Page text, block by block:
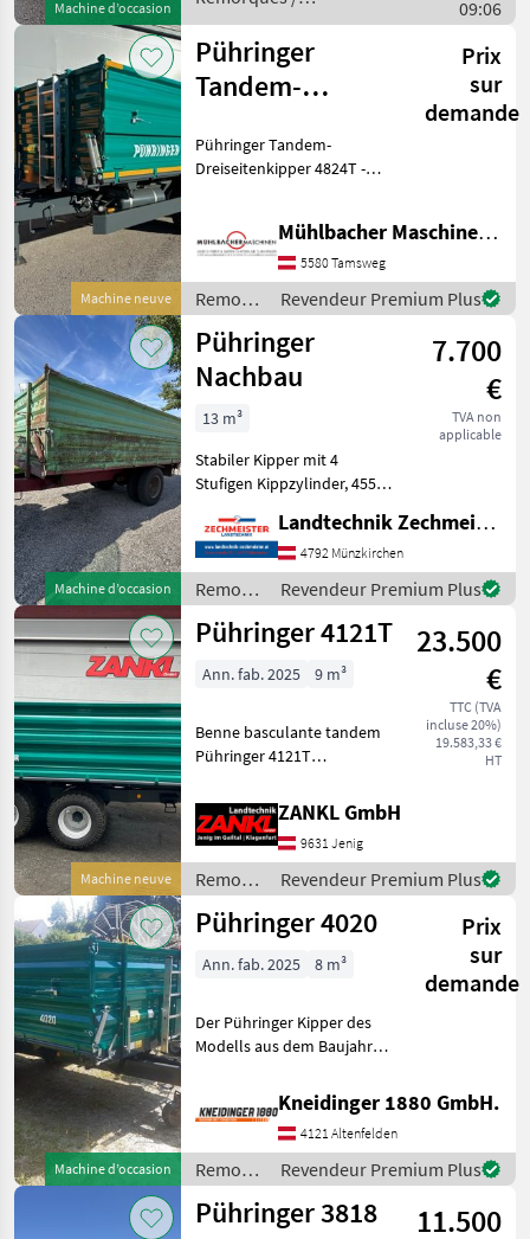
Machine d’occasion
Pühringer
09:06
Machine neuve
Pühringer
Tandem-
4824T
4,8x2,4/2,48m
16to
Prix
sur
demande
Pühringer Tandem-
Dreiseitenkipper 4824T -
4800x2400/2480mm -
konisch - Brückenlänge x
Brückenbreite innen 4730 x
2330/2400mm - S
Mühlbacher Maschinen GmbH
5580 Tamsweg
Remorques
/
Pühringer
Revendeur Premium Plus
Machine d’occasion
Pühringer
Nachbau
7.700
€
TVA non
applicable
13 m³
Stabiler Kipper mit 4
Stufigen Kippzylinder, 4550
Attachement au dessus:
Acier, Benne à troix côtés,
Jambe d'atterrissage, :
Benne à troix
Landtechnik Zechmeister GmbH & Co KG
4792 Münzkirchen
Remorques
/
Pühringer
Revendeur Premium Plus
Machine neuve
Pühringer 4121T
23.500
€
TTC (TVA
incluse 20%)
19.583,33 €
HT
Ann. fab. 2025 9 m³
Benne basculante tandem
Pühringer 4121T
Année de construction :
2025 - Plateforme conique
de 408 cm x 208/218 cm -
Ridelles de base
ZANKL GmbH
9631 Jenig
Remorques
/
Pühringer
Revendeur Premium Plus
Machine d’occasion
Pühringer 4020
Prix
sur
demande
Ann. fab. 2025 8 m³
Der Pühringer Kipper des
Modells aus dem Baujahr
Volumen von 8ccm .Dieses
hochwertige
landwirtschaftliche
Fahrzeug ist als Dreiseiten-
Kipp
Kneidinger 1880 GmbH.
4121 Altenfelden
Remorques
/
Pühringer
Revendeur Premium Plus
Pühringer 3818
11.500